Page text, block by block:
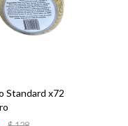
Standard x72